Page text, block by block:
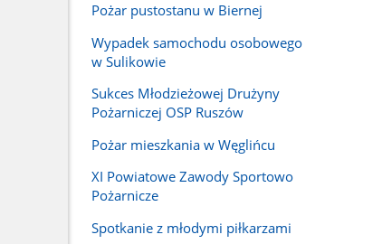
Pożar pustostanu w Biernej
Wypadek samochodu osobowego
w Sulikowie
Sukces Młodzieżowej Drużyny
Pożarniczej OSP Ruszów
Pożar mieszkania w Węglińcu
XI Powiatowe Zawody Sportowo
Pożarnicze
Spotkanie z młodymi piłkarzami